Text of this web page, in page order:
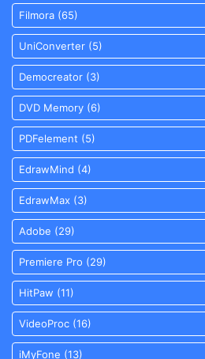
Filmora (65)
UniConverter (5)
Democreator (3)
DVD Memory (6)
PDFelement (5)
EdrawMind (4)
EdrawMax (3)
Adobe (29)
Premiere Pro (29)
HitPaw (11)
VideoProc (16)
iMyFone (13)